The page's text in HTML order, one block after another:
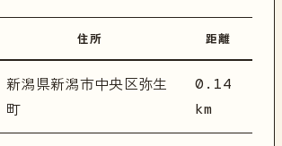
住所 距離
新潟県新潟市中央区弥生
町
0.14
km